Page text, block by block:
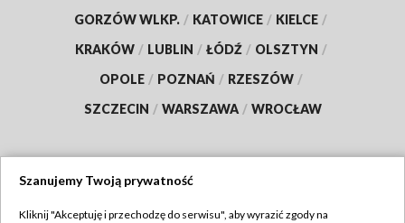
GORZÓW WLKP. / KATOWICE / KIELCE /
KRAKÓW / LUBLIN / ŁÓDŹ / OLSZTYN /
OPOLE / POZNAŃ / RZESZÓW /
SZCZECIN / WARSZAWA / WROCŁAW
Szanujemy Twoją prywatność
Kliknij "Akceptuję i przechodzę do serwisu", aby wyrazić zgody na